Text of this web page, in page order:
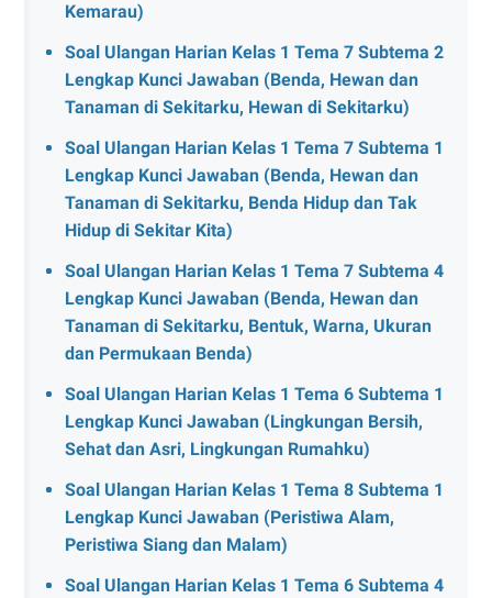
Kemarau)
Soal Ulangan Harian Kelas 1 Tema 7 Subtema 2
Lengkap Kunci Jawaban (Benda, Hewan dan
Tanaman di Sekitarku, Hewan di Sekitarku)
Soal Ulangan Harian Kelas 1 Tema 7 Subtema 1
Lengkap Kunci Jawaban (Benda, Hewan dan
Tanaman di Sekitarku, Benda Hidup dan Tak
Hidup di Sekitar Kita)
Soal Ulangan Harian Kelas 1 Tema 7 Subtema 4
Lengkap Kunci Jawaban (Benda, Hewan dan
Tanaman di Sekitarku, Bentuk, Warna, Ukuran
dan Permukaan Benda)
Soal Ulangan Harian Kelas 1 Tema 6 Subtema 1
Lengkap Kunci Jawaban (Lingkungan Bersih,
Sehat dan Asri, Lingkungan Rumahku)
Soal Ulangan Harian Kelas 1 Tema 8 Subtema 1
Lengkap Kunci Jawaban (Peristiwa Alam,
Peristiwa Siang dan Malam)
Soal Ulangan Harian Kelas 1 Tema 6 Subtema 4